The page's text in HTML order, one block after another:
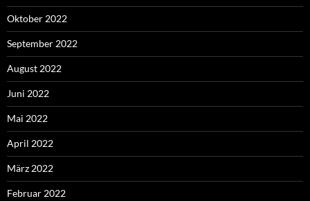
Oktober 2022
September 2022
August 2022
Juni 2022
Mai 2022
April 2022
März 2022
Februar 2022